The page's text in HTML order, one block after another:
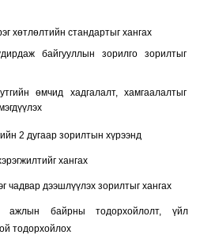
хөтлөлтийн стандартыг хангах
байгууллын зорилго зорилтыг
өмчид хадгалалт, хамгаалалтыг
2 дугаар зорилтын хүрээнд
хангах
чадвар дээшлүүлэх зорилтыг хангах
байрны тодорхойлолт, үйл
тодорхойлох